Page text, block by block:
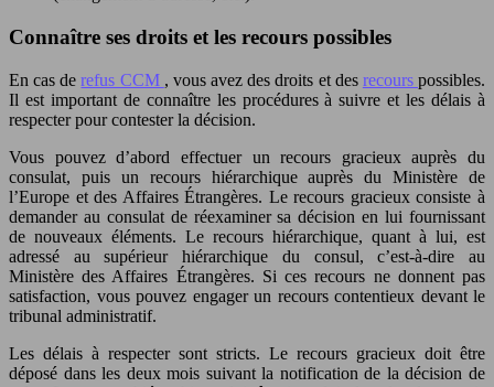
Connaître ses droits et les recours possibles
En cas derefus CCM , vous avez des droits et des recourspossibles.
Il est important de connaître les procédures à suivre et les délais à
respecter pour contester la décision.
Vous pouvez d’abord effectuer un recours gracieux auprès du
consulat, puis un recours hiérarchique auprès du Ministère de
l’Europe et des Affaires Étrangères. Le recours gracieux consiste à
demander au consulat de réexaminer sa décision en lui fournissant
de nouveaux éléments. Le recours hiérarchique, quant à lui, est
adressé au supérieur hiérarchique du consul, c’est-à-dire au
Ministère des Affaires Étrangères. Si ces recours ne donnent pas
satisfaction, vous pouvez engager un recours contentieux devant le
tribunal administratif.
Les délais à respecter sont stricts. Le recours gracieux doit être
déposé dans les deux mois suivant la notification de la décision de